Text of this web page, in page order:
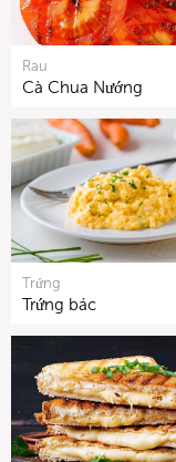
Rau
Cà Chua Nướng
Trứng
Trứng bác